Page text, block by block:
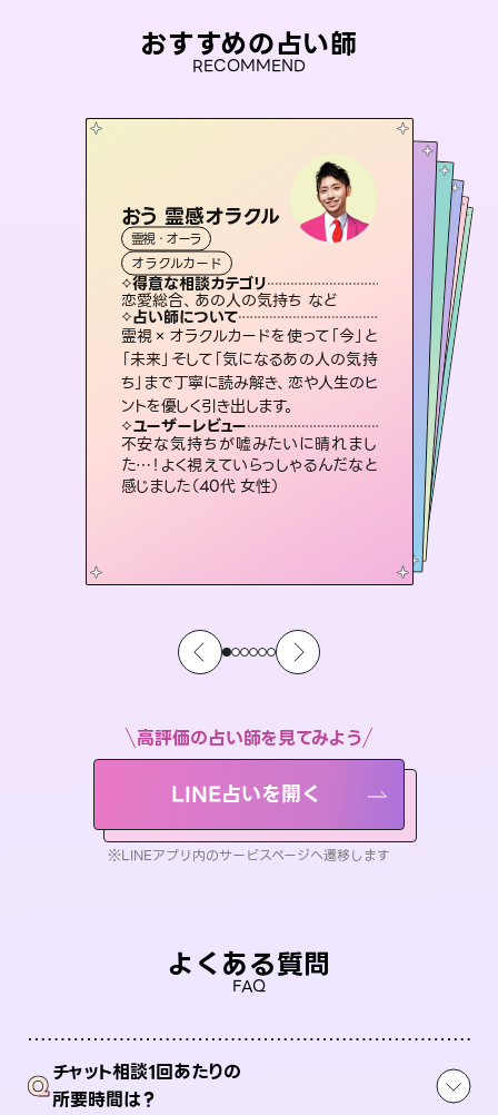
おすすめの占い師
RECOMMEND
おう 霊感オラクル
霊視・オーラ
オラクルカード
得意な相談カテゴリ
恋愛総合、あの人の気持ち など
占い師について
霊視×オラクルカードを使って「今」と
「未来」そして「気になるあの人の気持
ち」まで丁寧に読み解き、恋や人生のヒ
ントを優しく引き出します。
ユーザーレビュー
不安な気持ちが嘘みたいに晴れまし
た…！よく視えていらっしゃるんだなと
感じました（40代 女性）
アイリス -iris-
西洋占星術
ルーン
得意な相談カテゴリ
恋愛総合、片想い、二人の未来 など
占い師について
復縁、恋愛、不倫の行方、同性愛や片
思い、仕事関係や借金問題まで知りた
いことや心の負担になっていることを
紐解き、背中をそっと押して導きます。
ユーザーレビュー
安心感のあり、言い切ってくれる所や濁
さない鑑定のおかげで、毎回自分の気
持ちを整えられます（30代 男性）
彗望
霊視・オーラ
スピリチュアル・リーディング
得意な相談カテゴリ
片想い、あの人の気持ち、復縁 など
占い師について
3,700年以上の歴史を持つ東洋最古の
占術「易占」で詳細まで占い、幸せへ向
かう道筋を示します。厳しい結果にも具
体的な対策をお伝えします。
ユーザーレビュー
複雑な背景もしっかり聞いて鑑定して
いただけました。気持ちが楽になりまし
た（50代 女性）
未来視師＊花
霊視・オーラ
スピリチュアル・リーディング
得意な相談カテゴリ
出逢い、片想い、復縁 など
占い師について
未来には何パターンもの選択肢があります。不安で視えにくくなっているあなたの素敵な未来を見つけ、その未来を選択できるようアドバイスします。
ユーザーレビュー
職場の人の性質や人間関係、本心など
本当によく視えていてびっくり。対策が
打てて前向きになれます（40代）
スピリチュアル・リーディング
得意な相談カテゴリ
片想い、あの人の気持ち、復縁 など
占い師について
恋愛のお悩みの中でも特に「曖昧な関
係」の相談を得意としており、友達以上
恋人未満なお相手との今後や本音を丁
寧に読み解き恋愛成就へと導きます。
ユーザーレビュー
鑑定していただいてアドバイス通りに行
動すると仲が復活してきました。ありが
とうございました（40代 女性）
霊視・オーラ タロット
スピリチュアル・リーディング
得意な相談カテゴリ
片想い、二人の未来、年の差 など
占い師について
連絡再開、復縁、成就などの報告実績
多数。セラピストとして2万超の施術経
験があるからこそできる鑑定で、より良
い未来をサポートします。
ユーザーレビュー
とても心温まる鑑定でした。しかもこち
らは何も言っていないのに視えていらっ
しゃるんだなと驚きです（30代女性）
高評価の占い師を見てみよう
LINE占いを開く
※LINEアプリ内のサービスページへ遷移します
よくある質問
FAQ
Qチャット相談1回あたりの
所要時間は？